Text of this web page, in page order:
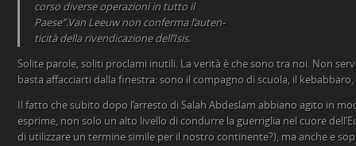
corso diverse operazioni in tutto il
Paese”.Van Leeuw non conferma l’auten-
ticità della rivendicazione dell’Isis.
Solite parole, soliti proclami inutili. La verità è che sono tra noi. Non
basta affacciarti dalla finestra: sono il compagno di scuola, il kebabbaro,
Il fatto che subito dopo l’arresto di Salah Abdeslam abbiano agito in
esprime, non solo un alto livello di condurre la guerriglia nel cuore
di utilizzare un termine simile per il nostro continente?), ma anche e